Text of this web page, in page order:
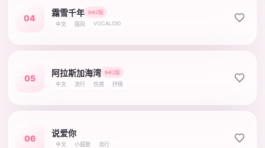
04
霜雪千年
2版
中文
国风 VOCALOID
05
阿拉斯加海湾
2版
中文
流行 伤感 抒情
06
说爱你
中文 小甜歌 流行